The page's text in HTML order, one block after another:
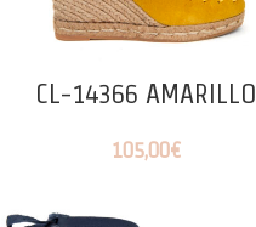
CL-14366 AMARILLO
105,00€